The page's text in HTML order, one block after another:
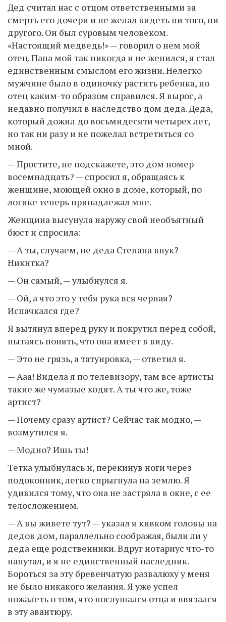
Дед считал нас с отцом ответственными за
смерть его дочери и не желал видеть ни того, ни
другого. Он был суровым человеком.
«Настоящий медведь!» — говорил о нем мой
отец. Папа мой так никогда и не женился, я стал
единственным смыслом его жизни. Нелегко
мужчине было в одиночку растить ребенка, но
отец каким-то образом справился. Я вырос, а
недавно получил в наследство дом деда. Деда,
который дожил до восьмидесяти четырех лет,
но так ни разу и не пожелал встретиться со
мной.
— Простите, не подскажете, это дом номер
восемнадцать? — спросил я, обращаясь к
женщине, моющей окно в доме, который, по
логике теперь принадлежал мне.
Женщина высунула наружу свой необъятный
бюст и спросила:
— А ты, случаем, не деда Степана внук?
Никитка?
— Он самый, — улыбнулся я.
— Ой, а что это у тебя рука вся черная?
Испачкался где?
Я вытянул вперед руку и покрутил перед собой,
пытаясь понять, что она имеет в виду.
— Это не грязь, а татуировка, — ответил я.
— Ааа! Видела я по телевизору, там все артисты
такие же чумазые ходят. А ты что же, тоже
артист?
— Почему сразу артист? Сейчас так модно, —
возмутился я.
— Модно? Ишь ты!
Тетка улыбнулась и, перекинув ноги через
подоконник, легко спрыгнула на землю. Я
удивился тому, что она не застряла в окне, с ее
телосложением.
— А вы живете тут? — указал я кивком головы на
дедов дом, параллельно соображая, были ли у
деда еще родственники. Вдруг нотариус что-то
напутал, и я не единственный наследник.
Бороться за эту бревенчатую развалюху у меня
не было никакого желания. Я уже успел
пожалеть о том, что послушался отца и ввязался
в эту авантюру.